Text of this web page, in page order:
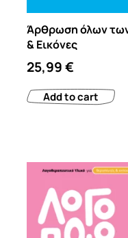
Άρθρωση όλων
& Εικόνες
25,99€
Add to cart